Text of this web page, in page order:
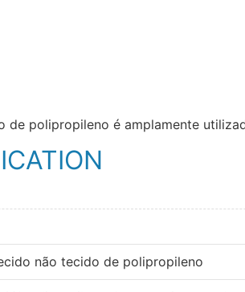
de polipropileno é amplamente
não tecido de polipropileno